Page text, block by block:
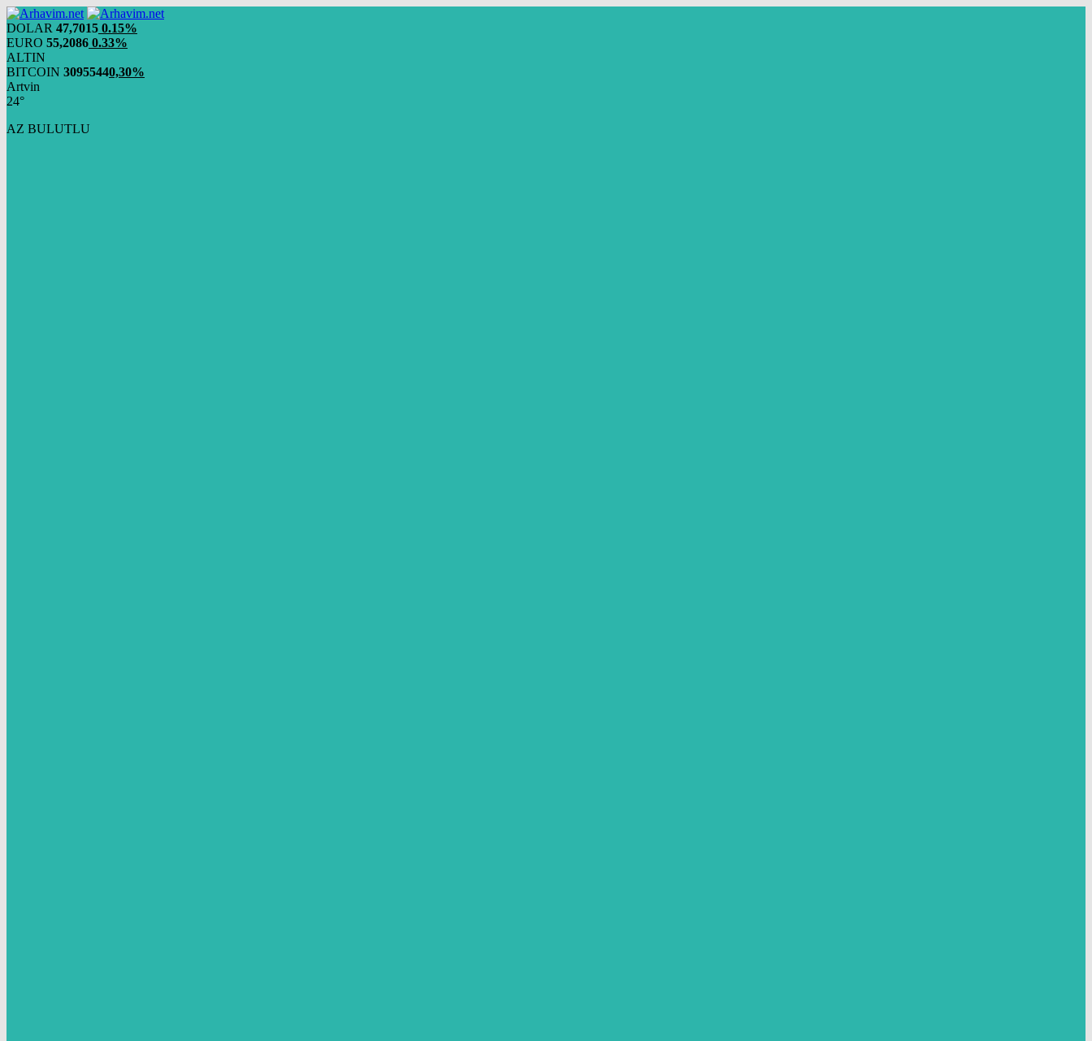
DOLAR 47,7015 0.15%
EURO 55,2086 0.33%
ALTIN
BITCOIN 30955440,30%
Artvin
24°
AZ BULUTLU